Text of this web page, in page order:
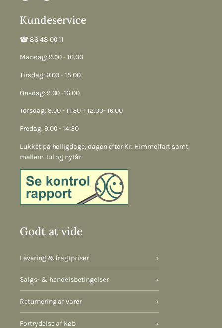
Kundeservice
☎︎ 86 48 00 11
Mandag: 9.00 - 16.00
Tirsdag: 9.00 - 15.00
Onsdag: 9.00 -16.00
Torsdag: 9.00 - 11:30 + 12.00- 16.00
Fredag: 9.00 - 14:30
Lukket på helligdage, dagen efter Kr. Himmelfart samt
mellem Jul og nytår.
Godt at vide
Levering & fragtpriser ›
Salgs- & handelsbetingelser ›
Returnering af varer ›
Fortrydelse af køb ›